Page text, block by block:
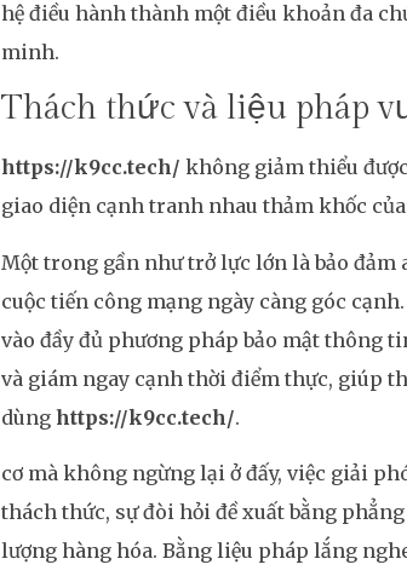
hệ điều hành thành một điều khoản đa
minh.
Thách thức và liệu pháp
https://k9cc.tech/ không giảm thiểu
giao diện cạnh tranh nhau thảm khốc
Một trong gần như trở lực lớn là bảo đảm
cuộc tiến công mạng ngày càng góc
vào đầy đủ phương pháp bảo mật thông
và giám ngay cạnh thời điểm thực, giúp
dùng https://k9cc.tech/.
cơ mà không ngừng lại ở đấy, việc giải
thách thức, sự đòi hỏi đề xuất bằng
lượng hàng hóa. Bằng liệu pháp lắng